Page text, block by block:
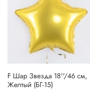
F Шар Звезда 18''/46 см,
Желтый (БГ-15)